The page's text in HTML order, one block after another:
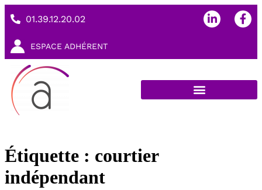
01.39.12.20.02
ESPACE ADHÉRENT
Étiquette : courtier
indépendant